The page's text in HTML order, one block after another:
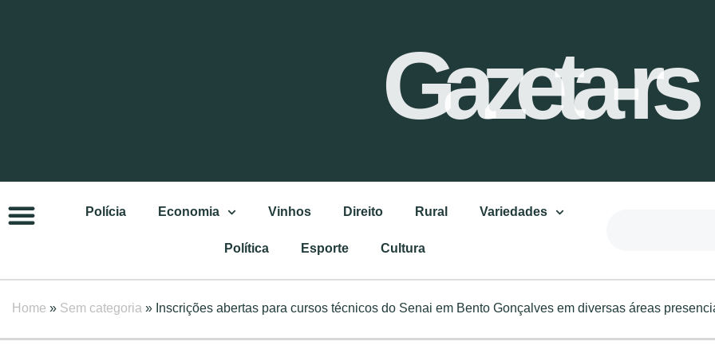
Gazeta-rs
Polícia Economia Vinhos Direito Rural Variedades
Política Esporte Cultura
Home » Sem categoria » Inscrições abertas para cursos técnicos do Senai em Bento Gonçalves em diversas áreas